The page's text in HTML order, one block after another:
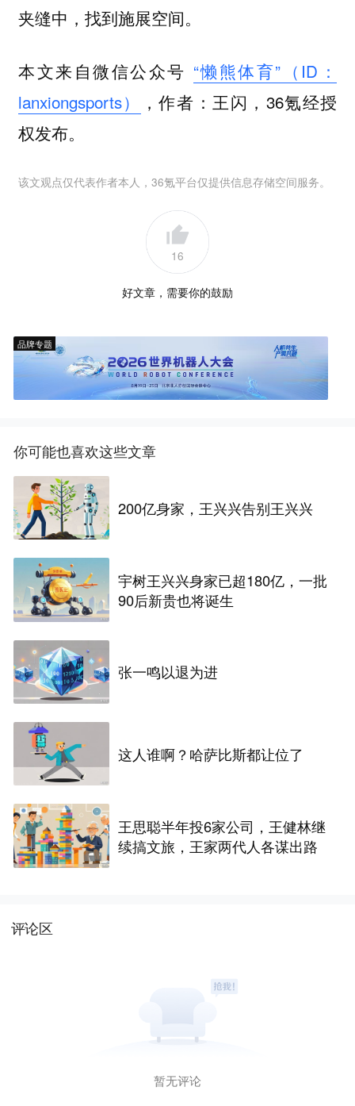
夹缝中，找到施展空间。
本文来自微信公众号 “懒熊体育”（ID：
lanxiongsports）
，作者：王闪，36氪经授
权发布。
该文观点仅代表作者本人，36氪平台仅提供信息存储空间服务。
16
好文章，需要你的鼓励
品牌专题
你可能也喜欢这些文章
200亿身家，王兴兴告别王兴兴
宇树王兴兴身家已超180亿，一批
90后新贵也将诞生
张一鸣以退为进
这人谁啊？哈萨比斯都让位了
王思聪半年投6家公司，王健林继
续搞文旅，王家两代人各谋出路
评论区
暂无评论